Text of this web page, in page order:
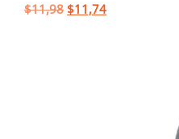
$11,98 $11,74